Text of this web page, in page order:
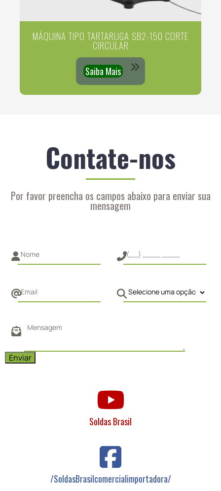
MÁQUINA TIPO TARTARUGA SB2-150 CORTE
CIRCULAR
Saiba Mais
Contate-nos
Por favor preencha os campos abaixo para enviar sua
mensagem
Soldas Brasil
/SoldasBrasilcomercialimportadora/